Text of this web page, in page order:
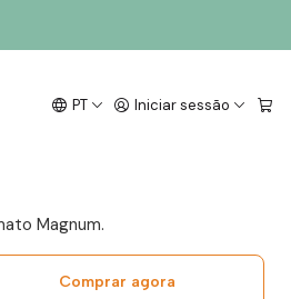
PT Iniciar sessão
Chã
Magnum.
Comprar agora